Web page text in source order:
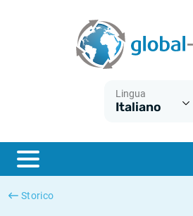
Lingua
Italiano
Storico
ESTER
SONIA
Cos'è l'inflazione CPI?
Cos'è l'inflazione HICP?
Inflazione Italia
Inflazione Stati Uniti
Tassi storici Euribor
Tassi storici di SONIA
Tassi storici di TONAR
Calcolatore dell’inflazione